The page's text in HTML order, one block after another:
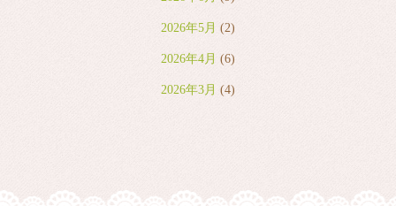
2026年5月 (2)
2026年4月 (6)
2026年3月 (4)